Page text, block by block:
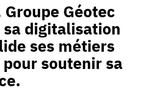
Groupe Géotec
digitalisation
ses métiers
soutenir sa